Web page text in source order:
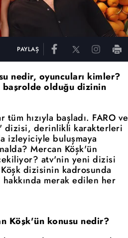
PAYLAŞ
nedir, oyuncuları kimler?
başrolde olduğu dizinin
hızıyla başladı. FARO ve
dizisi, derinlikli karakterleri
izleyiciyle buluşmaya
Mercan Köşk'ün
atv'nin yeni dizisi
dizisinin kadrosunda
merak edilen her
Köşk'ün konusu nedir?